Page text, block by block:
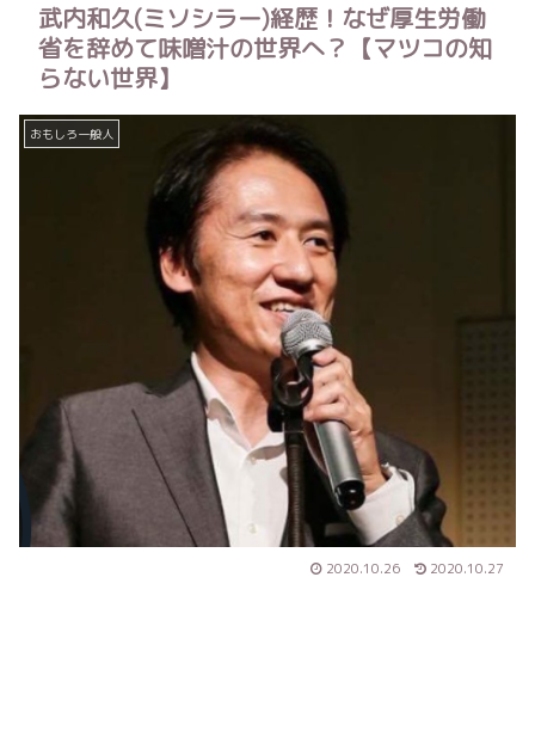
武内和久(ミソシラー)経歴！なぜ厚生労働
省を辞めて味噌汁の世界へ？【マツコの知
らない世界】
おもしろ一般人
2020.10.26 2020.10.27